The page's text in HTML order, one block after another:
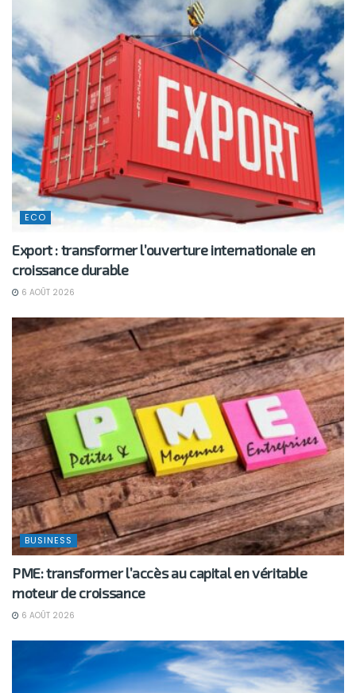
ECO
Export : transformer l’ouverture internationale en
croissance durable
6 AOÛT 2026
BUSINESS
PME: transformer l’accès au capital en véritable
moteur de croissance
6 AOÛT 2026